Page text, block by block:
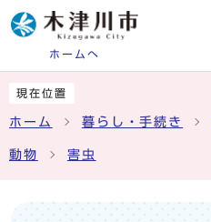
ホームへ
現在位置
ホーム 暮らし・手続き
動物 害虫